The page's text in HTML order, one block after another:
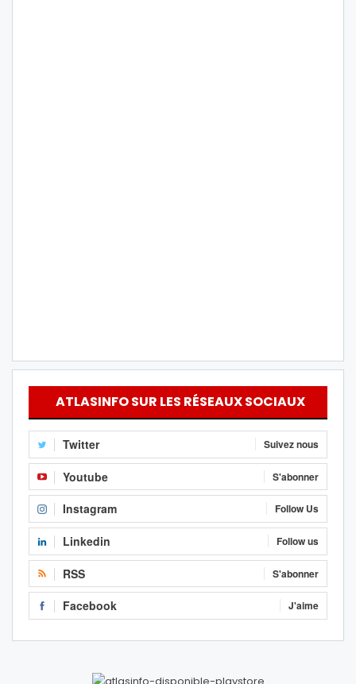
ATLASINFO SUR LES RÉSEAUX SOCIAUX
Twitter Suivez nous
Youtube S'abonner
Instagram Follow Us
Linkedin Follow us
RSS S'abonner
Facebook J'aime